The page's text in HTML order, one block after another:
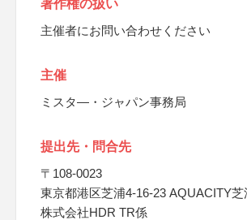
著作権の扱い
主催者にお問い合わせください
主催
ミスタ―・ジャパン事務局
提出先・問合先
〒108-0023
東京都港区芝浦4-16-23 AQUACITY芝
株式会社HDR TR係